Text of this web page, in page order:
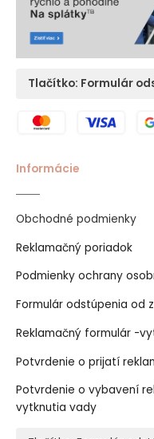
Tlačítko: Formulár
Informácie
Obchodné podmienky
Reklamačný poriadok
Podmienky ochrany
Formulár odstúpenia od
Reklamačný formulár -
Potvrdenie o prijatí
Potvrdenie o vybavení
vytknutia vady